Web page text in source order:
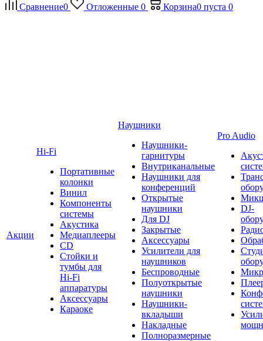
Сравнение0 Отложенные 0 Корзина0 пуста 0
Акции
Hi-Fi
Портативные
колонки
Винил
Компоненты
системы
Акустика
Медиаплееры
CD
Стойки и
тумбы для
Hi-Fi
аппаратуры
Аксессуары
Караоке
Наушники
Наушники-
гарнитуры
Внутриканальные
Наушники для
конференций
Открытые
наушники
Для DJ
Закрытые
Аксессуары
Усилители для
наушников
Беспроводные
Полуоткрытые
наушники
Наушники-
вкладыши
Накладные
Полноразмерные
Pro Audio
DJ-